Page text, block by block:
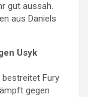
gut aussah.
aus Daniels
Usyk
bestreitet Fury
gegen